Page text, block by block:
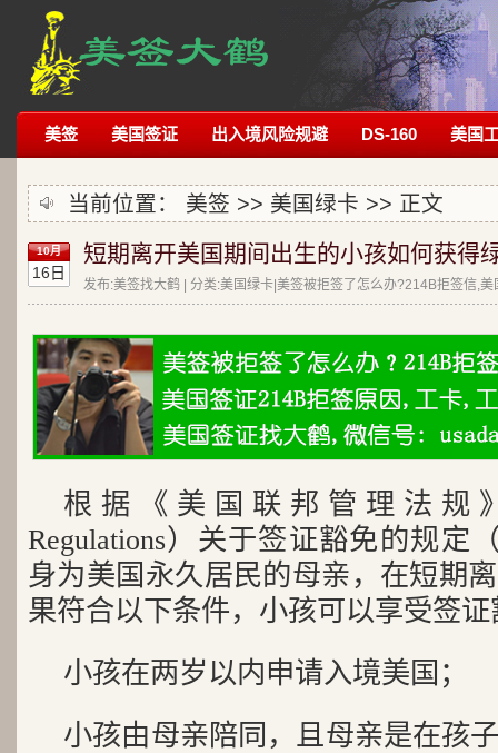
美签 美国签证 出入境风险规避 DS-160 美国
当前位置： 美签 >> 美国绿卡 >> 正文
10月
16日
短期离开美国期间出生的小孩如何获得
发布:美签找大鹤 | 分类:美国绿卡|美签被拒签了怎么办?214B拒签信,
根据《美国联邦管理法规》
Regulations）关于签证豁免的规定
身为美国永久居民的母亲，在短期
果符合以下条件，小孩可以享受签证
小孩在两岁以内申请入境美国；
小孩由母亲陪同，且母亲是在孩